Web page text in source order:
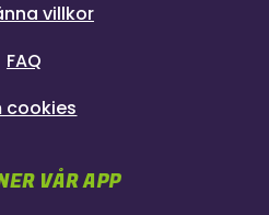
villkor
FAQ
cookies
VÅR APP